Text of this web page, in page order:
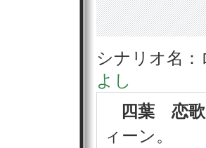
シナリオ名
よし
四葉 恋歌
ィーン。